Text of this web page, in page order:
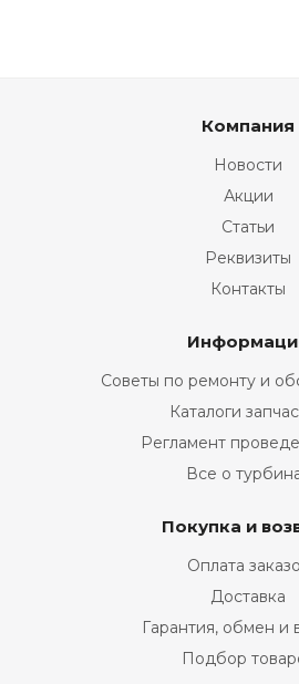
Компания
Новости
Акции
Статьи
Реквизиты
Контакты
Советы по ремонту и
Каталоги
Регламент
Все о
Покупка и
Оплата
Доставка
Гарантия, обмен и
Подбор